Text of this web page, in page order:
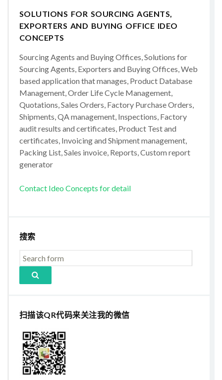
SOLUTIONS FOR SOURCING AGENTS,
EXPORTERS AND BUYING OFFICE IDEO
CONCEPTS
Sourcing Agents and Buying Offices, Solutions for
Sourcing Agents, Exporters and Buying Offices, Web
based application that manages, Product Database
Management, Order Life Cycle Management,
Quotations, Sales Orders, Factory Purchase Orders,
Shipments, QA management, Inspections, Factory
audit results and certificates, Product Test and
certificates, Invoicing and Shipment management,
Packing List, Sales invoice, Reports, Custom report
generator
Contact Ideo Concepts for detail
搜索
扫描该QR代码来关注我的微信